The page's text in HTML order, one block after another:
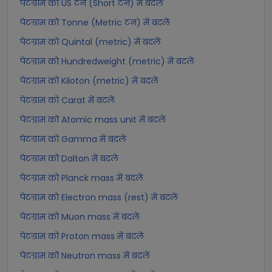
पेटग्राम को US टन (Short टन) में बदलें
पेटग्राम को Tonne (Metric टन) में बदलें
पेटग्राम को Quintal (metric) में बदलें
पेटग्राम को Hundredweight (metric) में बदलें
पेटग्राम को Kiloton (metric) में बदलें
पेटग्राम को Carat में बदलें
पेटग्राम को Atomic mass unit में बदलें
पेटग्राम को Gamma में बदलें
पेटग्राम को Dalton में बदलें
पेटग्राम को Planck mass में बदलें
पेटग्राम को Electron mass (rest) में बदलें
पेटग्राम को Muon mass में बदलें
पेटग्राम को Proton mass में बदलें
पेटग्राम को Neutron mass में बदलें